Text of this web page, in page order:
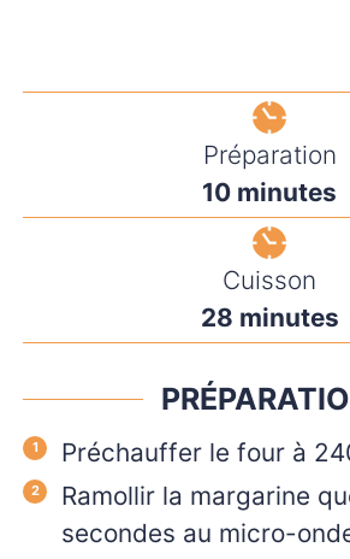
Préparation
10 minutes
Cuisson
28 minutes
Préchauffer le four à
Ramollir la margarine
secondes au micro-